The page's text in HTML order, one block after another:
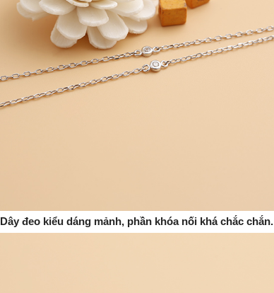
Dây đeo kiểu dáng mảnh, phần khóa nối khá chắc chắn.